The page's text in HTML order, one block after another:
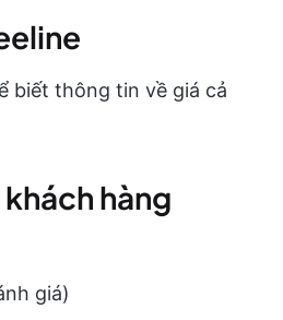
biết thông tin về giá cả
hàng
giá)